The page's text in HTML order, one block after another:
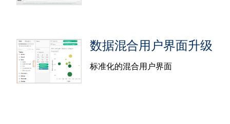
中发布过，现在在 Tableau Server 2023.1 中也可使
得益于 Workbook Optimizer 的增强功能，工作簿作
者可以忽略不适合自己的个别最佳做法，而且只需单
击一下即可实施特定的最佳做法。Workbook
Optimizer 现在包含了更多最佳做法来帮助作者提高工
数据混合用户界面升级
标准化的混合用户界面